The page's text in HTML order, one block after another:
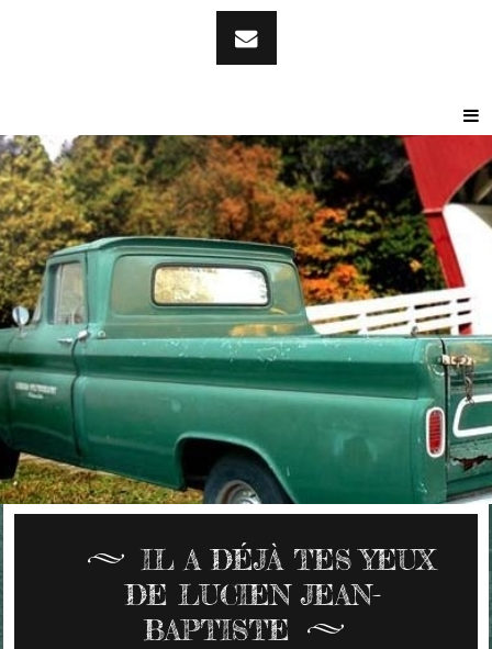
IL A DÉJÀ TES YEUX
DE LUCIEN JEAN-
BAPTISTE